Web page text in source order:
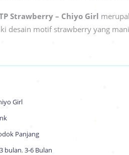
Strawberry – Chiyo Girl
desain motif strawberry yang
Girl
Panjang
bulan, 3-6 Bulan